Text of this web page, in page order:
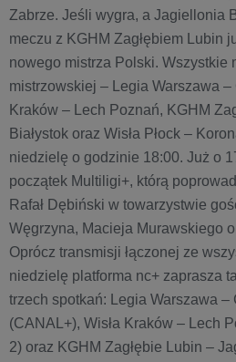
Zabrze. Jeśli wygra, a Jagiellonia
meczu z KGHM Zagłębiem Lubin
nowego mistrza Polski. Wszystkie
mistrzowskiej – Legia Warszawa –
Kraków – Lech Poznań, KGHM
Białystok oraz Wisła Płock –
niedzielę o godzinie 18:00. Już o
początek Multiligi+, którą
Rafał Dębiński w towarzystwie
Węgrzyna, Macieja Murawskiego
Oprócz transmisji łączonej ze
niedzielę platforma nc+ zaprasza
trzech spotkań: Legia Warszawa –
(CANAL+), Wisła Kraków – Lech
2) oraz KGHM Zagłębie Lubin –